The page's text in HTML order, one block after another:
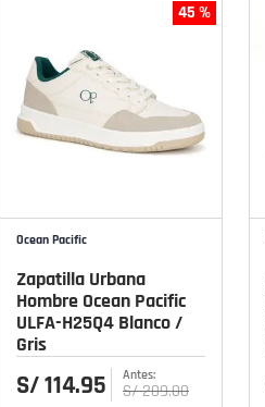
45 %
Ocean Pacific
Zapatilla Urbana
Hombre Ocean Pacific
ULFA-H25Q4 Blanco /
Gris
S/114.95 S/209.00